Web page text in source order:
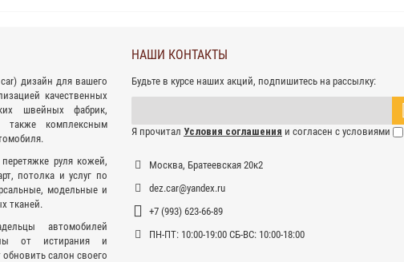
дизайн для вашего
качественных
швейных фабрик,
комплексным
руля кожей,
потолка и услуг по
модельные и
тканей.
автомобилей
от истирания и
салон своего
НАШИ КОНТАКТЫ
Будьте в курсе наших акций, подпишитесь на рассылку:
Я прочитал Условия соглашения и согласен с условиями
Москва, Братеевская 20к2
dez.car@yandex.ru
+7 (993) 623-66-89
ПН-ПТ: 10:00-19:00 СБ-ВС: 10:00-18:00